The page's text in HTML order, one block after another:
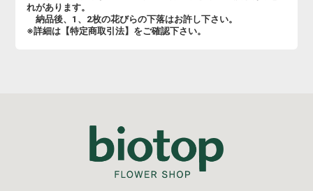
れがあります。
納品後、1、2枚の花びらの下落はお許し下さい。
※詳細は【特定商取引法】をご確認下さい。